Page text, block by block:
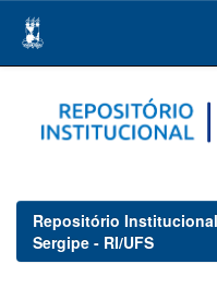
navigation
Repositório
Sergipe - RI/UFS